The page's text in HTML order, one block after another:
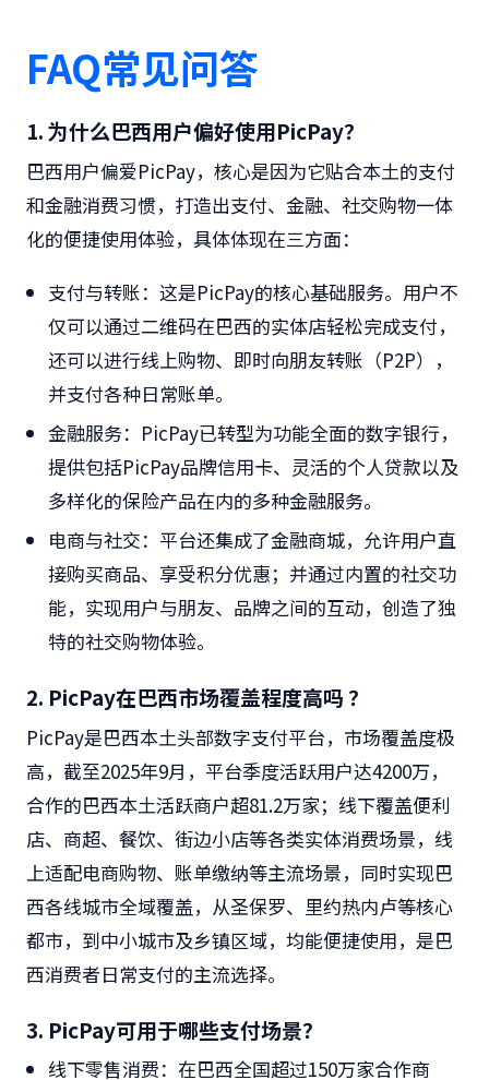
FAQ常见问答
1. 为什么巴西用户偏好使用PicPay？
巴西用户偏爱PicPay，核心是因为它贴合本土的支付
和金融消费习惯，打造出支付、金融、社交购物一体
化的便捷使用体验，具体体现在三方面：
支付与转账：这是PicPay的核心基础服务。用户不
仅可以通过二维码在巴西的实体店轻松完成支付，
还可以进行线上购物、即时向朋友转账（P2P），
并支付各种日常账单。
金融服务： PicPay已转型为功能全面的数字银行，
提供包括PicPay品牌信用卡、灵活的个人贷款以及
多样化的保险产品在内的多种金融服务。
电商与社交： 平台还集成了金融商城，允许用户直
接购买商品、享受积分优惠；并通过内置的社交功
能，实现用户与朋友、品牌之间的互动，创造了独
特的社交购物体验。
2. PicPay在巴西市场覆盖程度高吗 ？
PicPay是巴西本土头部数字支付平台，市场覆盖度极
高，截至2025年9月，平台季度活跃用户达4200万，
合作的巴西本土活跃商户超81.2万家；线下覆盖便利
店、商超、餐饮、街边小店等各类实体消费场景，线
上适配电商购物、账单缴纳等主流场景，同时实现巴
西各线城市全域覆盖，从圣保罗、里约热内卢等核心
都市，到中小城市及乡镇区域，均能便捷使用，是巴
西消费者日常支付的主流选择。
3. PicPay可用于哪些支付场景？
线下零售消费：在巴西全国超过150万家合作商